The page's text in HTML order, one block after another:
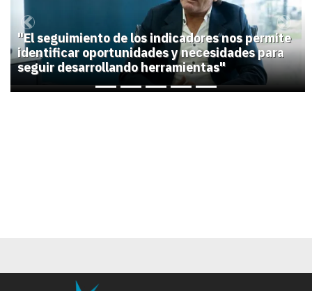
"El seguimiento de los indicadores nos permite
identificar oportunidades y necesidades para
seguir desarrollando herramientas"
Previous Next